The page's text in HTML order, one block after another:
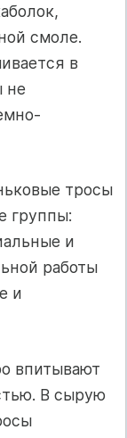
смоле.
в
не
тросы
группы:
и
работы
и
впитывают
В сырую